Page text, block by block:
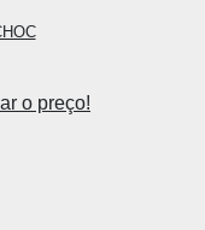
o preço!